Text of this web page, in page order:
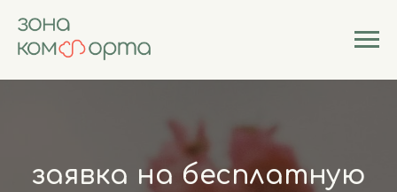
заявка на бесплатную